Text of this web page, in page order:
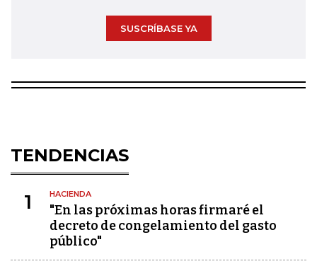
SUSCRÍBASE YA
TENDENCIAS
1 HACIENDA
"En las próximas horas firmaré el
decreto de congelamiento del gasto
público"